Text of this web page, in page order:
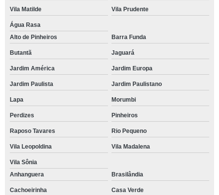
Vila Matilde Vila Prudente
Água Rasa
Alto de Pinheiros
Barra Funda
Butantã Jaguará
Jardim América Jardim Europa
Jardim Paulista Jardim Paulistano
Lapa Morumbi
Perdizes Pinheiros
Raposo Tavares Rio Pequeno
Vila Leopoldina Vila Madalena
Vila Sônia
Anhanguera
Brasilândia
Cachoeirinha Casa Verde